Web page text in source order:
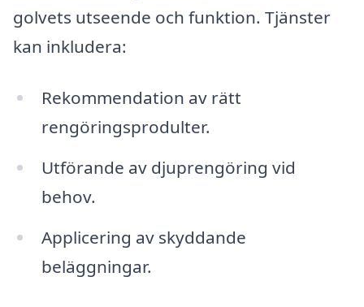
golvets utseende och funktion. Tjänster
kan inkludera:
Rekommendation av rätt
rengöringsprodulter.
Utförande av djuprengöring vid
behov.
Applicering av skyddande
beläggningar.